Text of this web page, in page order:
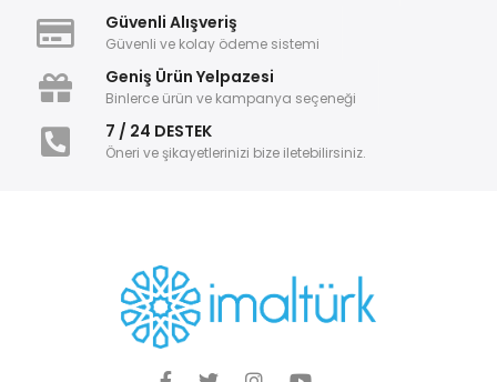
Güvenli Alışveriş
Güvenli ve kolay ödeme sistemi
Geniş Ürün Yelpazesi
Binlerce ürün ve kampanya seçeneği
7 / 24 DESTEK
Öneri ve şikayetlerinizi bize iletebilirsiniz.